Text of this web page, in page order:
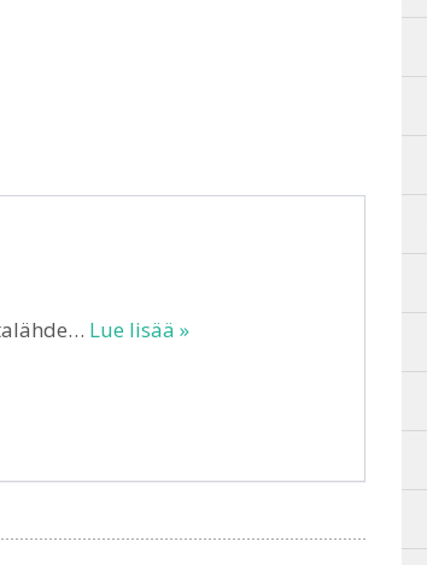
Lue lisää »